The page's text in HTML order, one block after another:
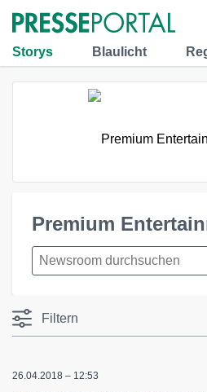
Storys Blaulicht
Premium
Filtern
26.04.2018 – 12:53